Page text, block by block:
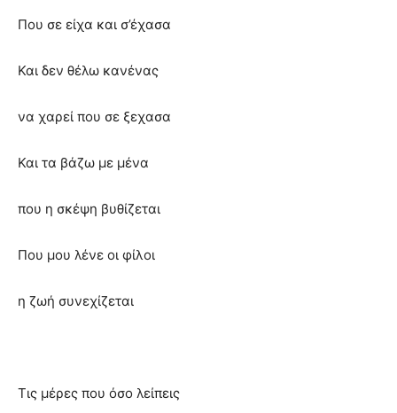
Που σε είχα και σ’έχασα
Και δεν θέλω κανένας
να χαρεί που σε ξεχασα
Και τα βάζω με μένα
που η σκέψη βυθίζεται
Που μου λένε οι φίλοι
η ζωή συνεχίζεται
Τις μέρες που όσο λείπεις